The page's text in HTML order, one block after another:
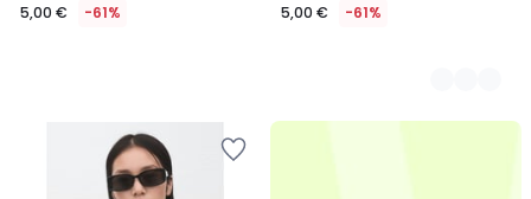
5,00 € -61% 5,00 € -61%